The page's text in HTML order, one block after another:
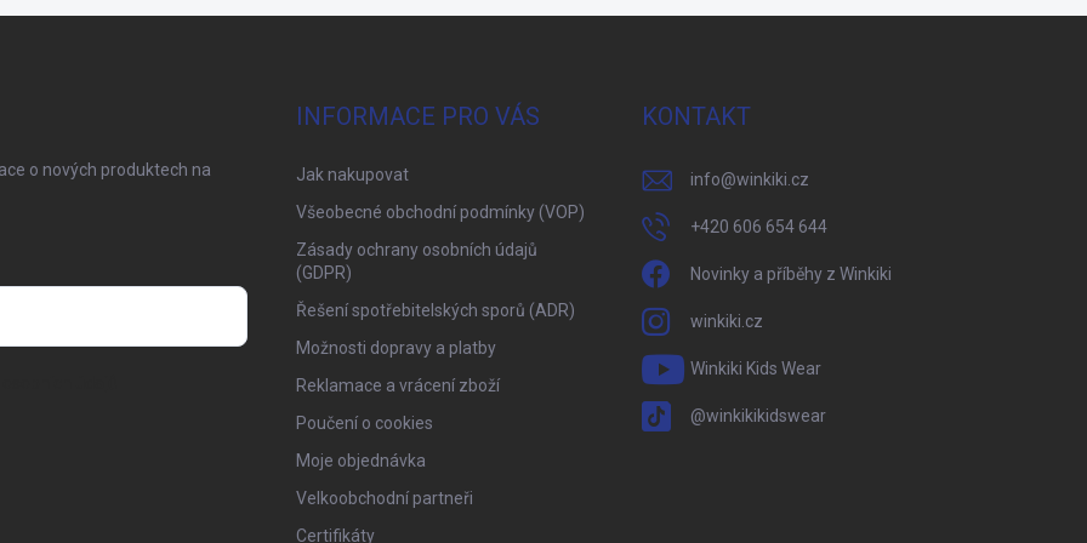
o nových produktech na
INFORMACE PRO VÁS
Jak nakupovat
Všeobecné obchodní podmínky (VOP)
Zásady ochrany osobních údajů
(GDPR)
Řešení spotřebitelských sporů (ADR)
Možnosti dopravy a platby
Reklamace a vrácení zboží
Poučení o cookies
Moje objednávka
Velkoobchodní partneři
Certifikáty
KONTAKT
info@winkiki.cz
+420 606 654 644
Novinky a příběhy z Winkiki
winkiki.cz
Winkiki Kids Wear
@winkikikidswear